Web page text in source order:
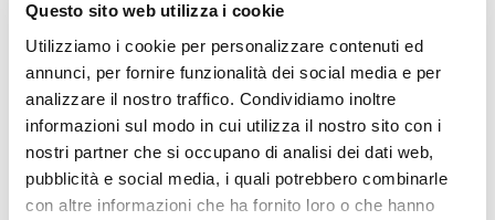
Questo sito web utilizza i cookie
Utilizziamo i cookie per personalizzare contenuti ed
annunci, per fornire funzionalità dei social media e per
analizzare il nostro traffico. Condividiamo inoltre
informazioni sul modo in cui utilizza il nostro sito con i
nostri partner che si occupano di analisi dei dati web,
pubblicità e social media, i quali potrebbero combinarle
con altre informazioni che ha fornito loro o che hanno
Ai sensi e per gli effetti degli artt. 6, 7, 12, 13 del
Regolamento UE 2016/679 – GDPR. Esprimo il
consenso al trattamento dati per finalità B), attività
di marketing diretto dell' informativa per il
Iscriviti alla Newsletter